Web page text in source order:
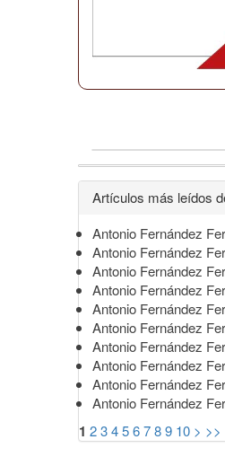
Detalles
del
artículo
Artículos más leídos
Antonio Fernández
Antonio Fernández
Antonio Fernández
Antonio Fernández
Antonio Fernández
Antonio Fernández
Antonio Fernández
Antonio Fernández
Antonio Fernández
Antonio Fernández
1 23456789 10 > >>